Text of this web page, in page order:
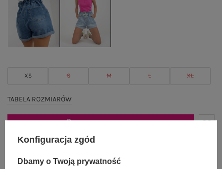
XS S M L XL
TABELA ROZMIARÓW
Konfiguracja zgód
Dbamy o Twoją prywatność